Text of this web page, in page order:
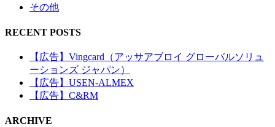
その他
RECENT POSTS
【広告】Vingcard（アッサアブロイ グローバルソリュ
ーションズ ジャパン）
【広告】USEN-ALMEX
【広告】C&RM
ARCHIVE